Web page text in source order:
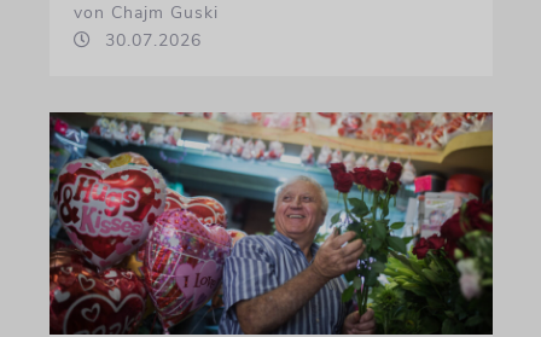
von Chajm Guski
30.07.2026